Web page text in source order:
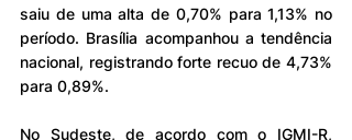
saiu de uma alta de 0,70% para 1,13% no
período. Brasília acompanhou a tendência
nacional, registrando forte recuo de 4,73%
para 0,89%.
No Sudeste, de acordo com o IGMI-R,